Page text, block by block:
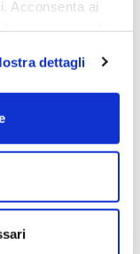
Acconsenta ai
dettagli